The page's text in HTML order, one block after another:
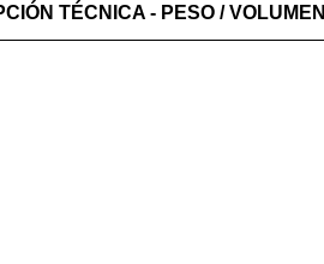
TÉCNICA - PESO / VOLUMEN